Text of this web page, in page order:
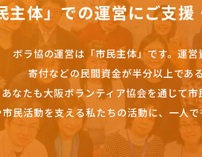
主体」での運営にご支
ボラ協の運営は「市民主体」です。 運営
寄付などの民間資金が半分以上であ
あなたも大阪ボランティア協会を通じて
民活動を支える私たちの活動に、一人